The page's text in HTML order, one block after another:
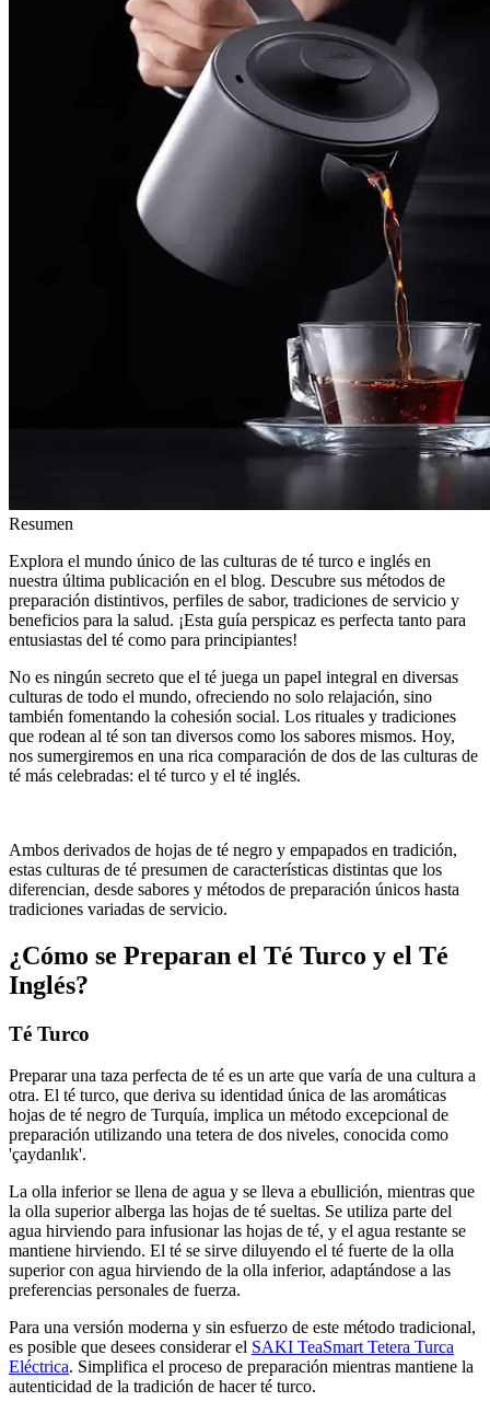
Resumen
Explora el mundo único de las culturas de té turco e inglés en
nuestra última publicación en el blog. Descubre sus métodos de
preparación distintivos, perfiles de sabor, tradiciones de servicio y
beneficios para la salud. ¡Esta guía perspicaz es perfecta tanto para
entusiastas del té como para principiantes!
No es ningún secreto que el té juega un papel integral en diversas
culturas de todo el mundo, ofreciendo no solo relajación, sino
también fomentando la cohesión social. Los rituales y tradiciones
que rodean al té son tan diversos como los sabores mismos. Hoy,
nos sumergiremos en una rica comparación de dos de las culturas de
té más celebradas: el té turco y el té inglés.
Ambos derivados de hojas de té negro y empapados en tradición,
estas culturas de té presumen de características distintas que los
diferencian, desde sabores y métodos de preparación únicos hasta
tradiciones variadas de servicio.
¿Cómo se Preparan el Té Turco y el Té
Inglés?
Té Turco
Preparar una taza perfecta de té es un arte que varía de una cultura a
otra. El té turco, que deriva su identidad única de las aromáticas
hojas de té negro de Turquía, implica un método excepcional de
preparación utilizando una tetera de dos niveles, conocida como
'çaydanlık'.
La olla inferior se llena de agua y se lleva a ebullición, mientras que
la olla superior alberga las hojas de té sueltas. Se utiliza parte del
agua hirviendo para infusionar las hojas de té, y el agua restante se
mantiene hirviendo. El té se sirve diluyendo el té fuerte de la olla
superior con agua hirviendo de la olla inferior, adaptándose a las
preferencias personales de fuerza.
Para una versión moderna y sin esfuerzo de este método tradicional,
es posible que desees considerar el SAKI TeaSmart Tetera Turca
Eléctrica. Simplifica el proceso de preparación mientras mantiene la
autenticidad de la tradición de hacer té turco.